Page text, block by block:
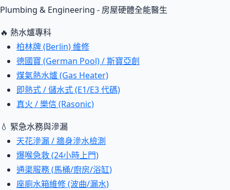
Plumbing & Engineering - 房屋硬體全能醫生
🔥 熱水爐專科
柏林牌 (Berlin) 維修
德國寶 (German Pool) / 斯寶亞創
煤氣熱水爐 (Gas Heater)
即熱式 / 儲水式 (E1/E3 代碼)
真火 / 樂信 (Rasonic)
💧 緊急水務與滲漏
天花滲漏 / 牆身滲水檢測
爆喉急救 (24小時上門)
通渠服務 (馬桶/廚房/浴缸)
座廁水箱維修 (波曲/漏水)